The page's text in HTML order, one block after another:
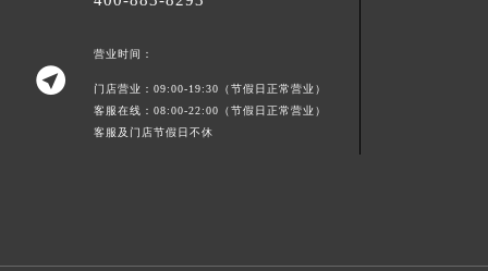

营业时间：
门店营业：09:00-19:30（节假日正常营业）
客服在线：08:00-22:00（节假日正常营业）
客服及门店节假日不休